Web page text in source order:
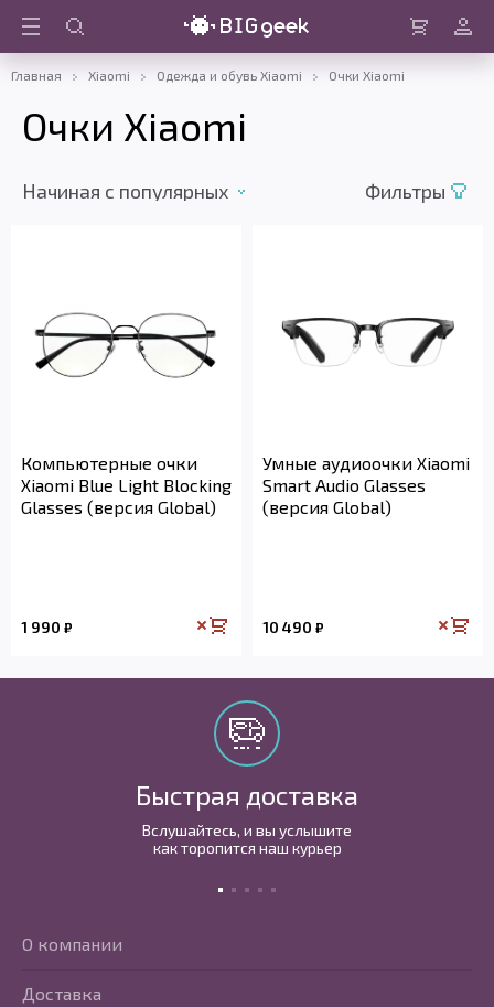
Войти
Главная Xiaomi Одежда и обувь Xiaomi Очки Xiaomi
Очки Xiaomi
Начиная c популярных Фильтры
Компьютерные очки
Xiaomi Blue Light Blocking
Glasses (версия Global)
1 990 ₽
Умные аудиоочки Xiaomi
Smart Audio Glasses
(версия Global)
10 490 ₽
Быстрая доставка
Вслушайтесь, и вы услышите
как торопится наш курьер
О компании
Доставка